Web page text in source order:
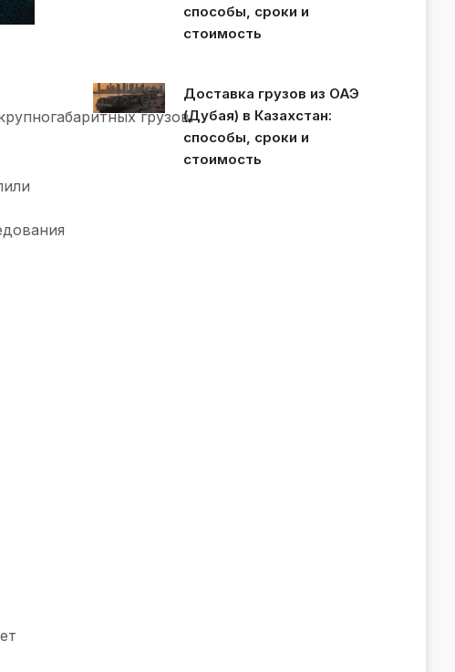
грузов.
способы, сроки и
стоимость
Доставка грузов из ОАЭ
(Дубая) в Казахстан:
способы, сроки и
стоимость